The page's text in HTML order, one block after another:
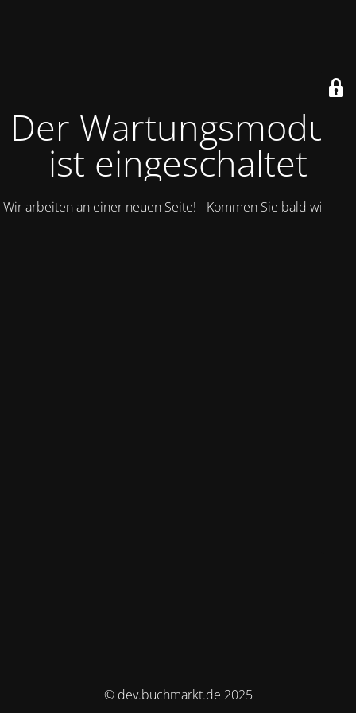
Der Wartungsmodus
ist eingeschaltet
Wir arbeiten an einer neuen Seite! - Kommen Sie bald wieder.
© dev.buchmarkt.de 2025